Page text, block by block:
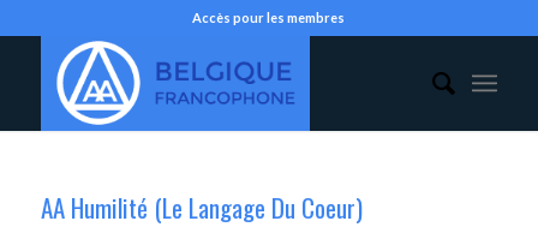
Accès pour les membres
AA Humilité (Le Langage Du Coeur)